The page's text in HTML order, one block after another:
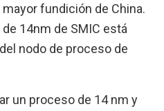
fundición de China.
14nm de SMIC está
nodo de proceso de
un proceso de 14 nm y